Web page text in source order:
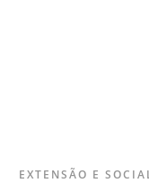
EXTENSÃO E